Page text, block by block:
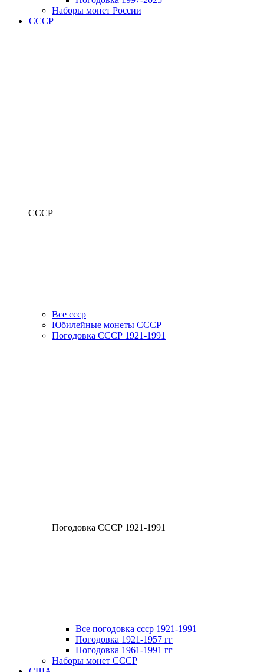
Наборы монет России
СССР
СССР
Все ссср
Юбилейные монеты СССР
Погодовка СССР 1921-1991
Погодовка СССР 1921-1991
Все погодовка ссср 1921-1991
Погодовка 1921-1957 гг
Погодовка 1961-1991 гг
Наборы монет СССР